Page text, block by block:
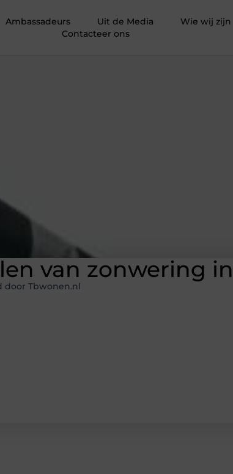
Ambassadeurs Uit de Media Wie wij zijn
Contacteer ons
van zonwering
door Tbwonen.nl